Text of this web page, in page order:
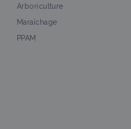
Tout
Arboriculture
Maraîchage
PPAM